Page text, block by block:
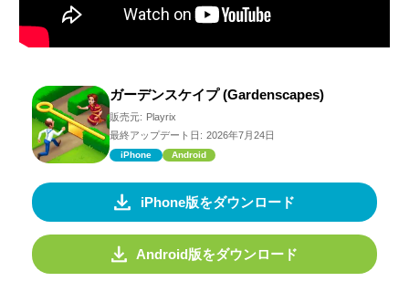
ガーデンスケイプ (Gardenscapes)
販売元: Playrix
最終アップデート日: 2026年7月24日
iPhone Android
iPhone版をダウンロード
Android版をダウンロード